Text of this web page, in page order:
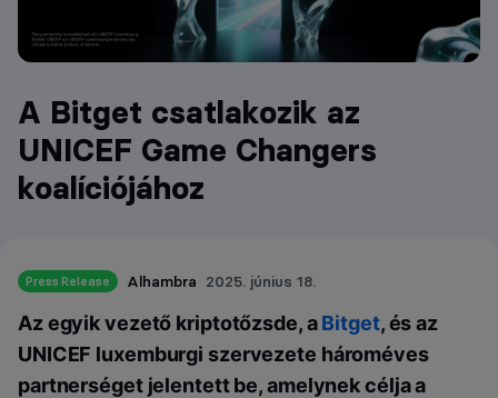
A Bitget csatlakozik az
UNICEF Game Changers
koalíciójához
Press Release Alhambra 2025. június 18.
Az egyik vezető kriptotőzsde, aBitget, és az
UNICEF luxemburgi szervezete hároméves
partnerséget jelentett be, amelynek célja a